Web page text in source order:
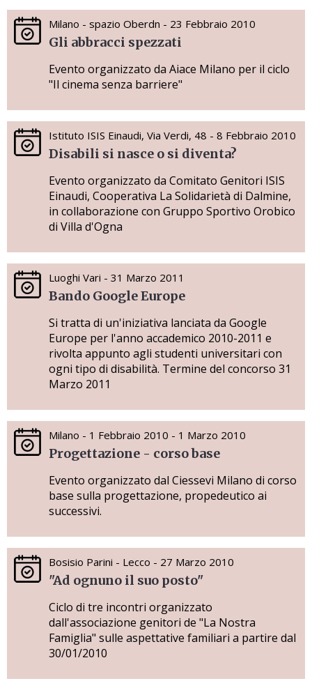
Milano - spazio Oberdn - 23 Febbraio 2010
Gli abbracci spezzati
Evento organizzato da Aiace Milano per il ciclo
"Il cinema senza barriere"
Istituto ISIS Einaudi, Via Verdi, 48 - 8 Febbraio 2010
Disabili si nasce o si diventa?
Evento organizzato da Comitato Genitori ISIS
Einaudi, Cooperativa La Solidarietà di Dalmine,
in collaborazione con Gruppo Sportivo Orobico
di Villa d'Ogna
Luoghi Vari - 31 Marzo 2011
Bando Google Europe
Si tratta di un'iniziativa lanciata da Google
Europe per l'anno accademico 2010-2011 e
rivolta appunto agli studenti universitari con
ogni tipo di disabilità. Termine del concorso 31
Marzo 2011
Milano - 1 Febbraio 2010 - 1 Marzo 2010
Progettazione - corso base
Evento organizzato dal Ciessevi Milano di corso
base sulla progettazione, propedeutico ai
successivi.
Bosisio Parini - Lecco - 27 Marzo 2010
"Ad ognuno il suo posto"
Ciclo di tre incontri organizzato
dall'associazione genitori de "La Nostra
Famiglia" sulle aspettative familiari a partire dal
30/01/2010